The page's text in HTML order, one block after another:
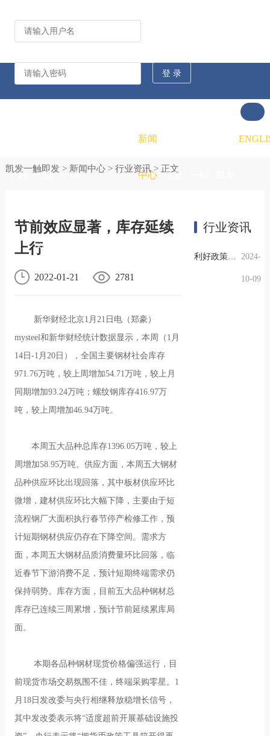
一触 一触
的概
况
一触
化
新闻
中心 信息
凯发一触即发> 新闻中心> 行业资讯> 正文
节前效应显著，库存延续
上行
2022-01-21 2781
新华财经北京1月21日电（郑豪）
mysteel和新华财经统计数据显示，本周（1月
14日-1月20日），全国主要钢材社会库存
971.76万吨，较上周增加54.71万吨，较上月
同期增加93.24万吨；螺纹钢库存416.97万
吨，较上周增加46.94万吨。
本周五大品种总库存1396.05万吨，较上
周增加58.95万吨。供应方面，本周五大钢材
品种供应环比出现回落，其中板材供应环比
微增，建材供应环比大幅下降，主要由于短
流程钢厂大面积执行春节停产检修工作，预
计短期钢材供应仍存在下降空间。需求方
面，本周五大钢材品质消费量环比回落，临
近春节下游消费不足，预计短期终端需求仍
保持弱势。库存方面，目前五大品种钢材总
库存已连续三周累增，预计节前延续累库局
面。
本期各品种钢材现货价格偏强运行，目
前现货市场交易氛围不佳，终端采购零星。1
月18日发改委与央行相继释放稳增长信号，
其中发改委表示将“适度超前开展基础设施投
行业资讯
利好政策提振钢市信心，四季度行业需求或小幅上升 2024-
10-09